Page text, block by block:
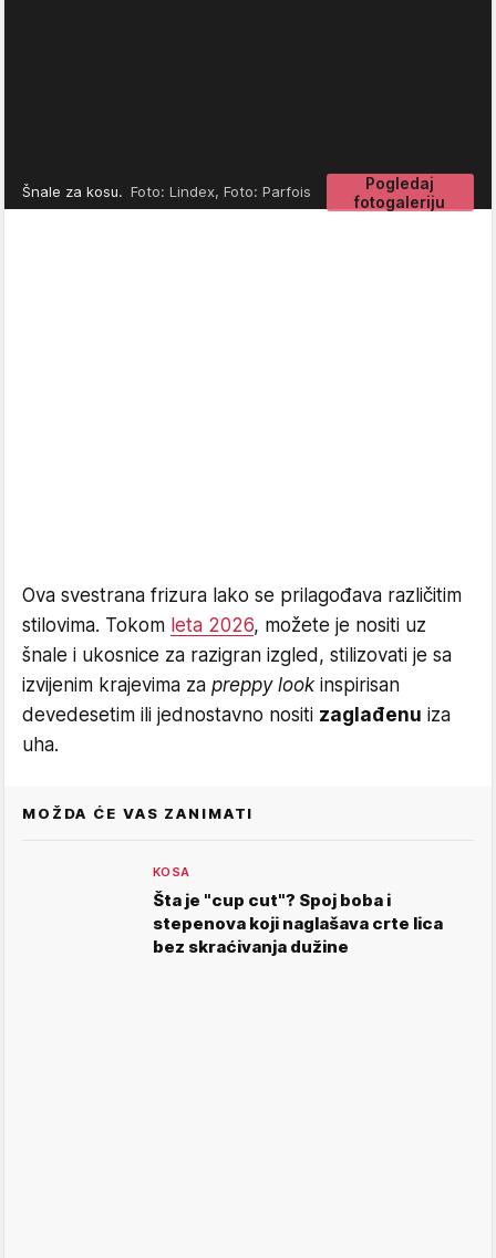
Pogledaj
fotogaleriju
Šnale za kosu. Foto: Lindex, Foto: Parfois
Ova svestrana frizura lako se prilagođava različitim
stilovima. Tokom leta 2026, možete je nositi uz
šnale i ukosnice za razigran izgled, stilizovati je sa
izvijenim krajevima za preppy lookinspirisan
devedesetim ili jednostavno nositi zaglađenu iza
uha.
MOŽDA ĆE VAS ZANIMATI
KOSA
Šta je "cup cut"? Spoj boba i
stepenova koji naglašava crte lica
bez skraćivanja dužine